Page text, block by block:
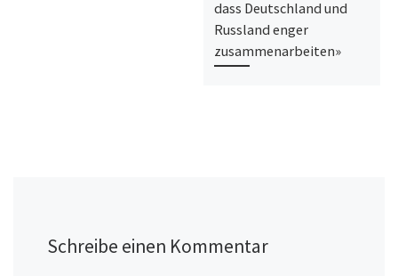
dass Deutschland und
Russland enger
zusammenarbeiten»
Schreibe einen Kommentar